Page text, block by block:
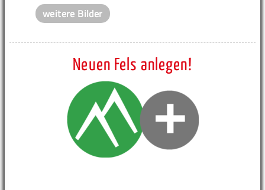
weitere Bilder
Neuen Fels anlegen!